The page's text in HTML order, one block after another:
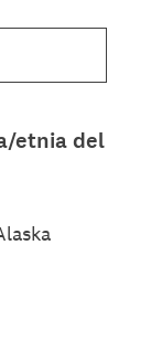
etnia del